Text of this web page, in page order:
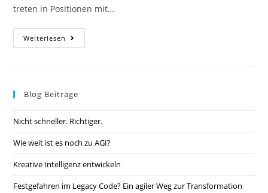
treten in Positionen mit…
Weiterlesen
Blog Beiträge
Nicht schneller. Richtiger.
Wie weit ist es noch zu AGI?
Kreative Intelligenz entwickeln
Festgefahren im Legacy Code? Ein agiler Weg zur Transformation